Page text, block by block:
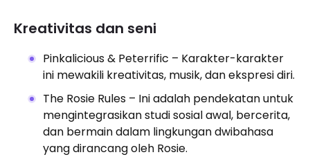
Kreativitas dan seni
Pinkalicious & Peterrific – Karakter-karakter
ini mewakili kreativitas, musik, dan ekspresi diri.
The Rosie Rules – Ini adalah pendekatan untuk
mengintegrasikan studi sosial awal, bercerita,
dan bermain dalam lingkungan dwibahasa
yang dirancang oleh Rosie.